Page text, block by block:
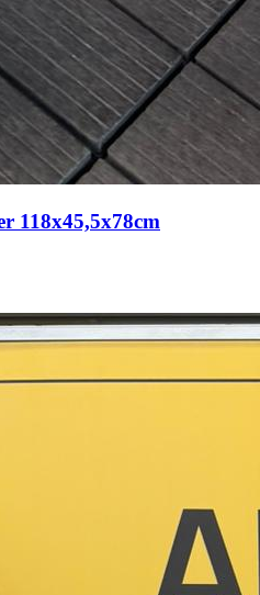
118x45,5x78cm